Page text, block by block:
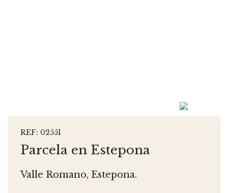
REF: 02551
Parcela en Estepona
Valle Romano, Estepona.